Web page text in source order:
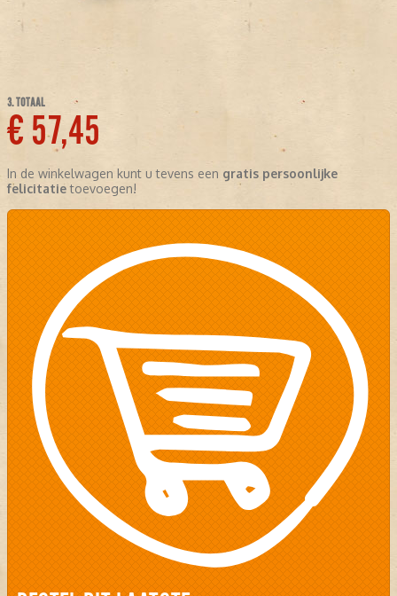
3. TOTAAL
€ 57,45
In de winkelwagen kunt u tevens een gratis persoonlijke
felicitatietoevoegen!